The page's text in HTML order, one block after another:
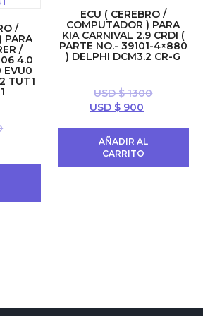
/
PARA
/
4.0
EVU0
TUT1
ECU ( CEREBRO /
COMPUTADOR ) PARA
KIA CARNIVAL 2.9 CRDI (
PARTE NO.- 39101-4×880
) DELPHI DCM3.2 CR-G
USD $1300
El
original
era:
USD $ 900
es:
AÑADIR AL
CARRITO